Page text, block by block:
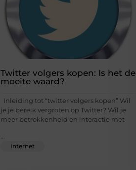
Twitter volgers kopen: Is het de
moeite waard?
Inleiding tot “twitter volgers kopen” Wil
je je bereik vergroten op Twitter? Wil je
meer betrokkenheid en interactie met
Internet